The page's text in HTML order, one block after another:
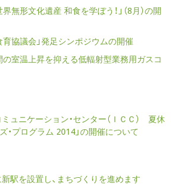
無形文化遺産 和食を学ぼう！」（8月）の開
協議会」発足シンポジウムの開催
の室温上昇を抑える低輻射型業務用ガスコ
ュニケーション・センター（ＩＣＣ） 夏休
・プログラム 2014」の開催について
駅を設置し、まちづくりを進めます